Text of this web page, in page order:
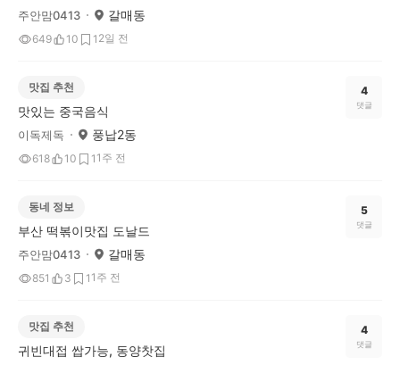
주안맘0413 갈매동
649 10 1 2일 전
맛집 추천
맛있는 중국음식
이독제독 풍납2동
618 10 1 1주 전
4
댓글
동네 정보
부산 떡볶이맛집 도날드
주안맘0413 갈매동
851 3 1 1주 전
5
댓글
맛집 추천
귀빈대접 쌉가능, 동양찻집
4
댓글